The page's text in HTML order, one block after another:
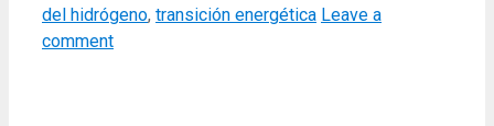
del hidrógeno, transición energética Leave a
comment